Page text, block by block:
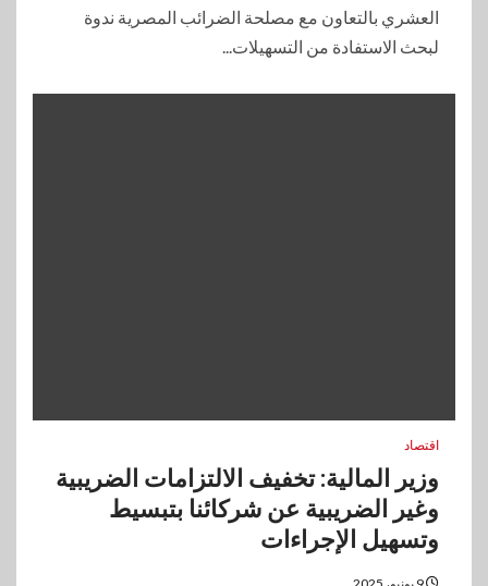
العشري بالتعاون مع مصلحة الضرائب المصرية ندوة
لبحث الاستفادة من التسهيلات...
اقتصاد
وزير المالية: تخفيف الالتزامات الضريبية
وغير الضريبية عن شركائنا بتبسيط
وتسهيل الإجراءات